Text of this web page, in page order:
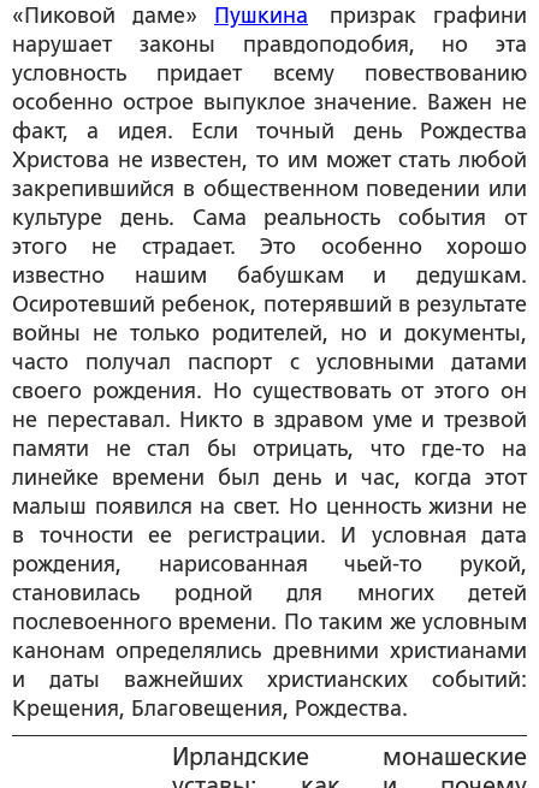
«Пиковой даме»
Пушкина призрак графини
нарушает законы правдоподобия, но эта
условность придает всему повествованию
особенно острое выпуклое значение. Важен не
факт, а идея. Если точный день Рождества
Христова не известен, то им может стать любой
закрепившийся в общественном поведении или
культуре день. Сама реальность события от
этого не страдает. Это особенно хорошо
известно нашим бабушкам и дедушкам.
Осиротевший ребенок, потерявший в результате
войны не только родителей, но и документы,
часто получал паспорт с условными датами
своего рождения. Но существовать от этого он
не переставал. Никто в здравом уме и трезвой
памяти не стал бы отрицать, что где-то на
линейке времени был день и час, когда этот
малыш появился на свет. Но ценность жизни не
в точности ее регистрации. И условная дата
рождения, нарисованная чьей-то рукой,
становилась родной для многих детей
послевоенного времени. По таким же условным
канонам определялись древними христианами
и даты важнейших христианских событий:
Крещения, Благовещения, Рождества.
Ирландские монашеские